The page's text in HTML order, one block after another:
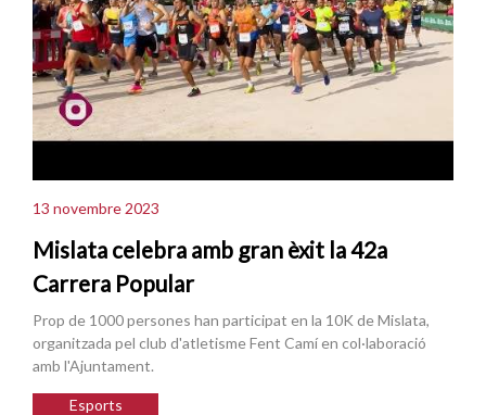
13 novembre 2023
Mislata celebra amb gran èxit la 42a
Carrera Popular
Prop de 1000 persones han participat en la 10K de Mislata,
organitzada pel club d'atletisme Fent Camí en col·laboració
amb l'Ajuntament.
Esports